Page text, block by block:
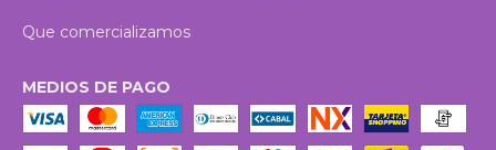
Que comercializamos
MEDIOS DE PAGO